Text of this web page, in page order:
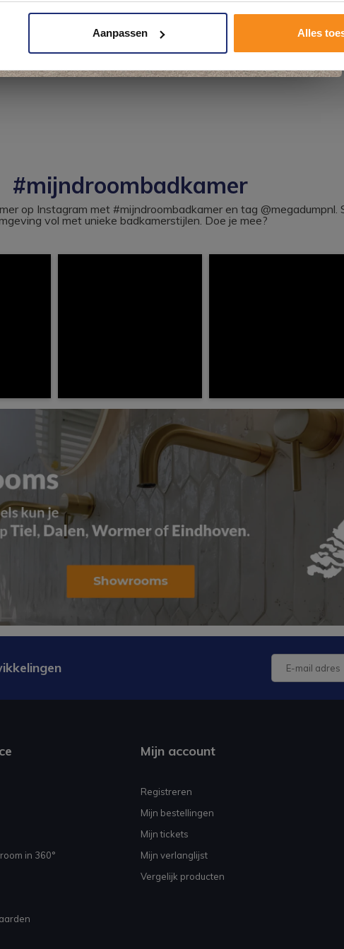
Aanpassen Alles
#mijndroombadkamer
op Instagram met #mijndroombadkamer en tag
vol met unieke badkamerstijlen. Doe je mee?
in 360°
Mijn account
Registreren
Mijn bestellingen
Mijn tickets
Mijn verlanglijst
Vergelijk producten
Kom langs en ervaar zelf het verschil!